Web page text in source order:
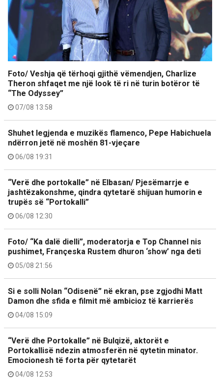
Foto/ Veshja që tërhoqi gjithë vëmendjen, Charlize
Theron shfaqet me një look të ri në turin botëror të
“The Odyssey”
07/08 13:58
Shuhet legjenda e muzikës flamenco, Pepe Habichuela
ndërron jetë në moshën 81-vjeçare
06/08 19:31
“Verë dhe portokalle” në Elbasan/ Pjesëmarrje e
jashtëzakonshme, qindra qytetarë shijuan humorin e
trupës së “Portokalli”
06/08 12:30
Foto/ “Ka dalë dielli”, moderatorja e Top Channel nis
pushimet, Françeska Rustem dhuron ‘show’ nga deti
05/08 21:56
Si e solli Nolan “Odisenë” në ekran, pse zgjodhi Matt
Damon dhe sfida e filmit më ambicioz të karrierës
04/08 15:09
“Verë dhe Portokalle” në Bulqizë, aktorët e
Portokallisë ndezin atmosferën në qytetin minator.
Emocionesh të forta për qytetarët
04/08 12:53